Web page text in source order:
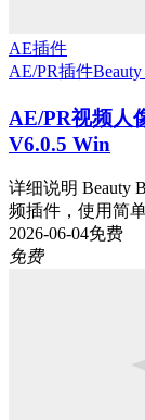
AE插件
AE/PR插件
AE/PR视频人
V6.0.5 Win
详细说明 Beauty
频插件，使用简
2026-06-04免费
免费